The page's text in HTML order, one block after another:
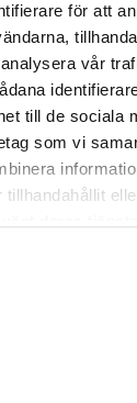
för att
vår
till de sociala
som vi
webbplatsens
återkallat
som skett
innan